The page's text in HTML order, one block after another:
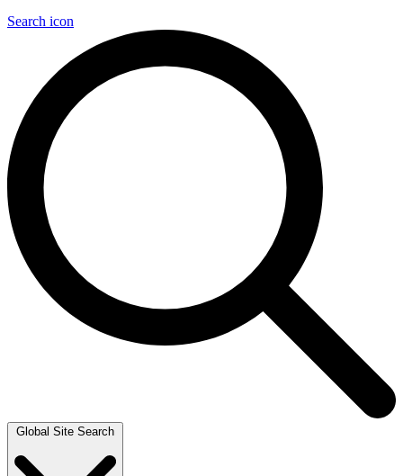
Search icon
Global Site Search